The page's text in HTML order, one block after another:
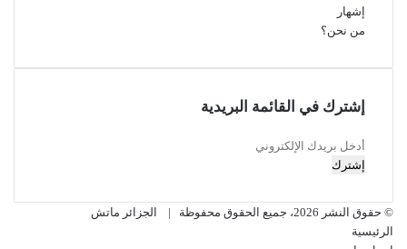
إشهار
من نحن؟
إشترك في القائمة البريدية
أدخل
بريدك
© حقوق النشر 2026، جميع الحقوق محفوظة |
الجزائر ماتش
الرئيسية